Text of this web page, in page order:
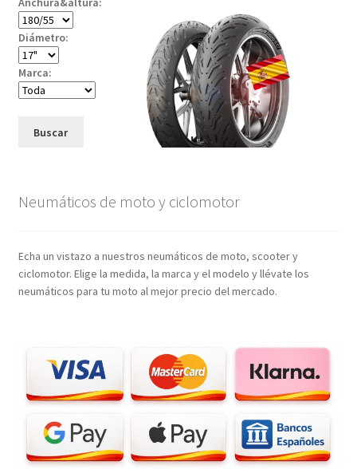
Diámetro:
Marca:
Buscar
Neumáticos de moto y ciclomotor
Echa un vistazo a nuestros neumáticos de moto, scooter y
ciclomotor. Elige la medida, la marca y el modelo y llévate los
neumáticos para tu moto al mejor precio del mercado.